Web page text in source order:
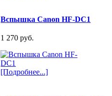
Вспышка Canon HF-DC1
1 270 pуб.
[Подробнее...]